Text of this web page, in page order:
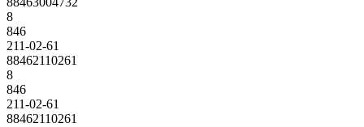
8
846
211-02-61
88462110261
8
846
211-02-61
88462110261